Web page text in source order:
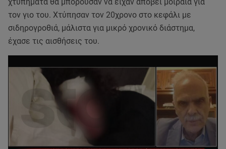
τον γιο του. Xτύπησαν τον 20χρονο στο κεφάλι με
σιδηρογροθιά, μάλιστα για μικρό χρονικό διάστημα,
έχασε τις αισθήσεις του.